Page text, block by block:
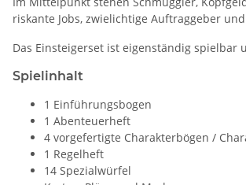
riskante Jobs, zwielichtige Auftraggeber
Das Einsteigerset ist eigenständig
Spielinhalt
1 Einführungsbogen
1 Abenteuerheft
4 vorgefertigte Charakterbögen /
1 Regelheft
14 Spezialwürfel